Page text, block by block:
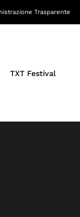
Trasparente
TXT Festival